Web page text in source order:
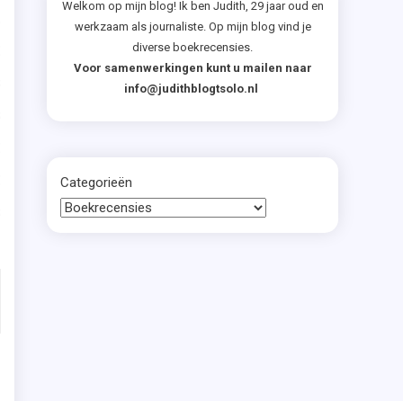
Welkom op mijn blog! Ik ben Judith, 29 jaar oud en
werkzaam als journaliste. Op mijn blog vind je
diverse boekrecensies.
Voor samenwerkingen kunt u mailen naar
info@judithblogtsolo.nl
Categorieën